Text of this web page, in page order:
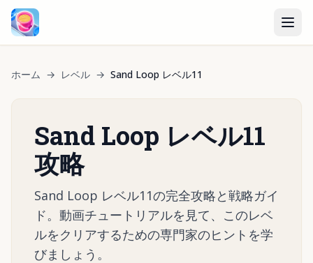
ホーム → レベル → Sand Loop レベル11
Sand Loop レベル11
攻略
Sand Loop レベル11の完全攻略と戦略ガイ
ド。動画チュートリアルを見て、このレベ
ルをクリアするための専門家のヒントを学
びましょう。